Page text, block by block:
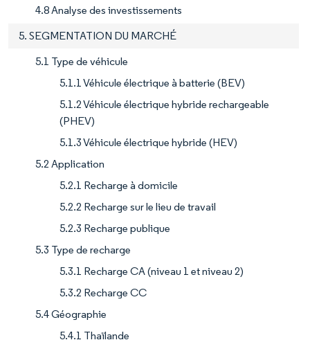
4.8 Analyse des investissements
5. SEGMENTATION DU MARCHÉ
5.1 Type de véhicule
5.1.1 Véhicule électrique à batterie (BEV)
5.1.2 Véhicule électrique hybride rechargeable
(PHEV)
5.1.3 Véhicule électrique hybride (HEV)
5.2 Application
5.2.1 Recharge à domicile
5.2.2 Recharge sur le lieu de travail
5.2.3 Recharge publique
5.3 Type de recharge
5.3.1 Recharge CA (niveau 1 et niveau 2)
5.3.2 Recharge CC
5.4 Géographie
5.4.1 Thaïlande